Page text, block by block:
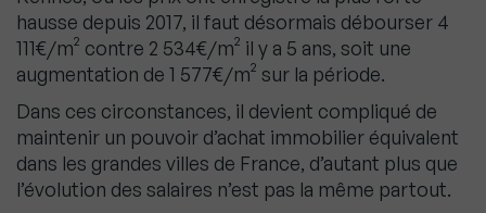
hausse depuis 2017, il faut désormais débourser 4
111€/m² contre 2 534€/m² il y a 5 ans, soit une
augmentation de 1 577€/m² sur la période.
Dans ces circonstances, il devient compliqué de
maintenir un pouvoir d’achat immobilier équivalent
dans les grandes villes de France, d’autant plus que
l’évolution des salaires n’est pas la même partout.